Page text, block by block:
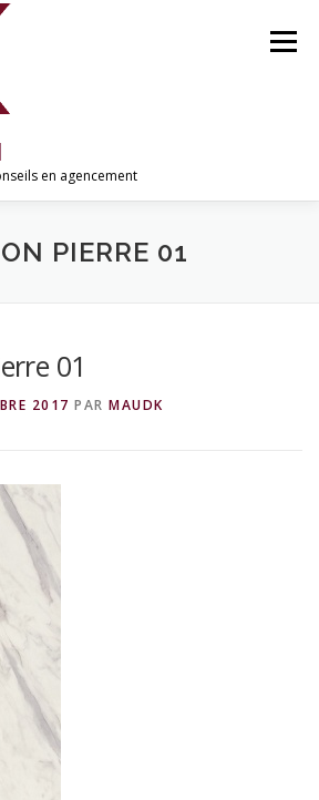
en agencement
Menu
RÉALISATIONS
PIERRE 01
01
2017 PAR MAUDK